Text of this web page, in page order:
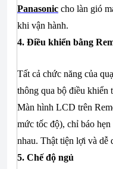
Panasonic cho làn gió
khi vận hành.
4. Điều khiển bằng
Tất cả chức năng của
thông qua bộ điều
Màn hình LCD trên
mức tốc độ), chỉ báo
nhau. Thật tiện lợi và dễ
5. Chế độ ngủ